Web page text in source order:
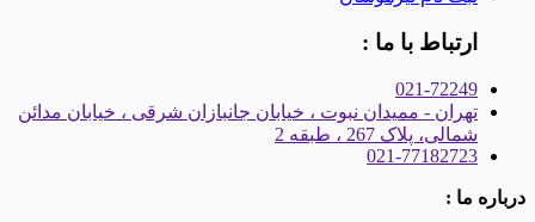
ارتباط با ما :
021-72249
تهران - ممیدان نبوت ، خیابان جانبازان شرقی ، خیابان مدائن
شمالی، پلاک 267 ، طبقه 2
021-77182723
درباره ما :